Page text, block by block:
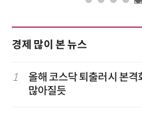
경제 많이 본 뉴스
1
올해 코스닥 퇴출러시 본
많아질듯